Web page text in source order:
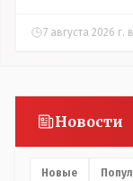
7 августа 2026 г.
Новости
Новые